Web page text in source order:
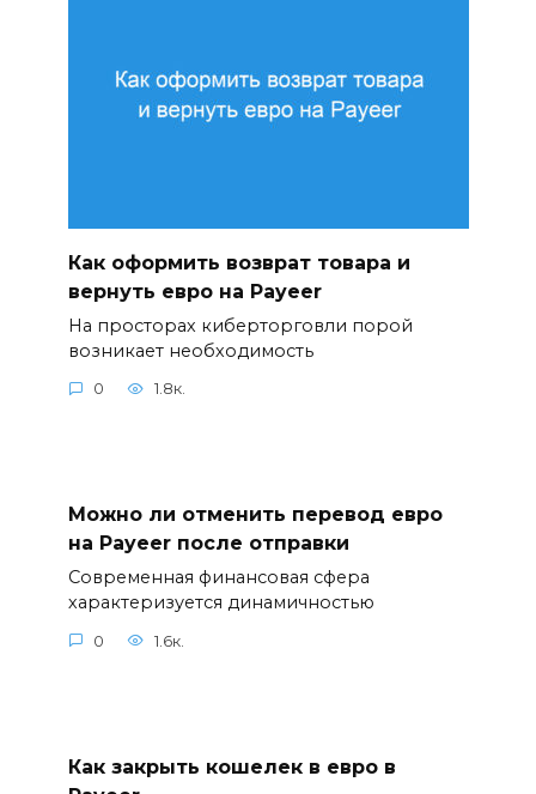
Как оформить возврат товара и
вернуть евро на Payeer
На просторах киберторговли порой
возникает необходимость
0 1.8к.
Можно ли отменить перевод евро
на Payeer после отправки
Современная финансовая сфера
характеризуется динамичностью
0 1.6к.
Как закрыть кошелек в евро в